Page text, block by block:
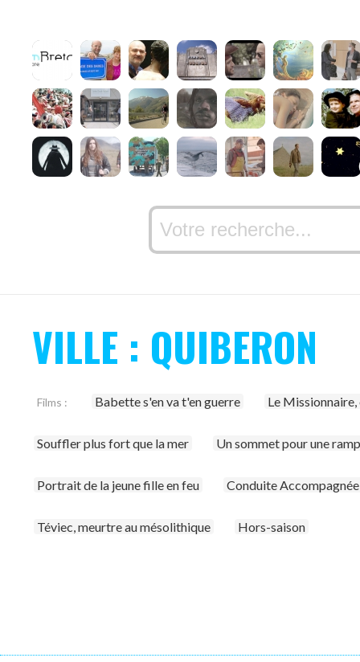
VILLE : QUIBERON
Films : Babette s'en va t'en guerre Le Missionnaire,
Souffler plus fort que la mer Un sommet pour une
Portrait de la jeune fille en feu Conduite Accompagnée
Téviec, meurtre au mésolithique Hors-saison